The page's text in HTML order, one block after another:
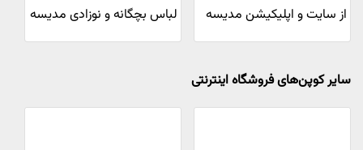
از سایت و اپلیکیشن مدیسه
لباس بچگانه و نوزادی مدیسه
سایر کوپن‌های فروشگاه اینترنتی